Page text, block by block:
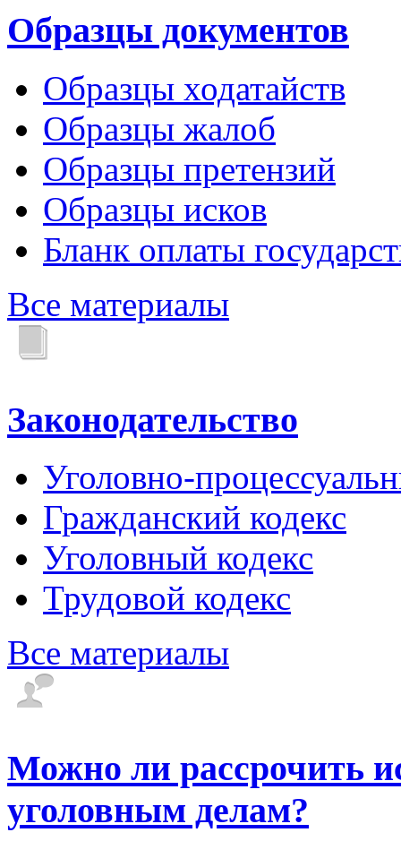
Образцы документов
Образцы ходатайств
Образцы жалоб
Образцы претензий
Образцы исков
Бланк оплаты
Все материалы
Законодательство
Уголовно-
Гражданский кодекс
Уголовный кодекс
Трудовой кодекс
Все материалы
Можно ли рассрочить
уголовным делам?